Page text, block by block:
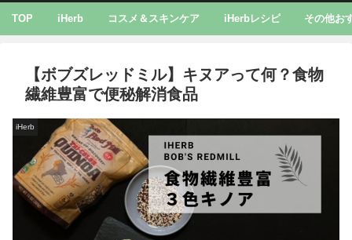
TOP iHerb コスメ＆スキンケア iHerbレシピ その他お
【ボブズレッドミル】キヌアって何？食物
繊維豊富で便秘解消食品
iHerb